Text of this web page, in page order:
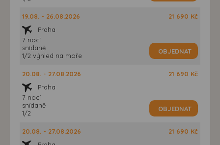
19.08. - 26.08.2026
Praha
7 nocí
snídaně
1/2 výhled na moře
21 690 Kč
OBJEDNAT
20.08. - 27.08.2026
Praha
7 nocí
snídaně
1/2
21 690 Kč
OBJEDNAT
20.08. - 27.08.2026
21 690 Kč